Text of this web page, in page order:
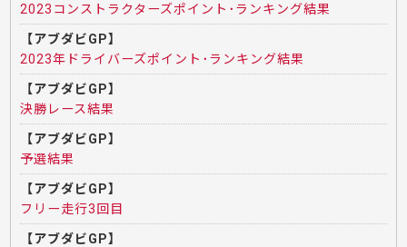
2023コンストラクターズポイント･ランキング結果
【アブダビGP】
2023年ドライバーズポイント･ランキング結果
【アブダビGP】
決勝レース結果
【アブダビGP】
予選結果
【アブダビGP】
フリー走行3回目
【アブダビGP】